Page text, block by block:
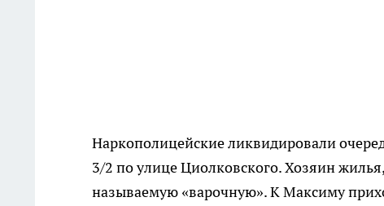
Наркополицейские ликвидировали
3/2 по улице Циолковского. Хозяин
называемую «варочную». К Максиму